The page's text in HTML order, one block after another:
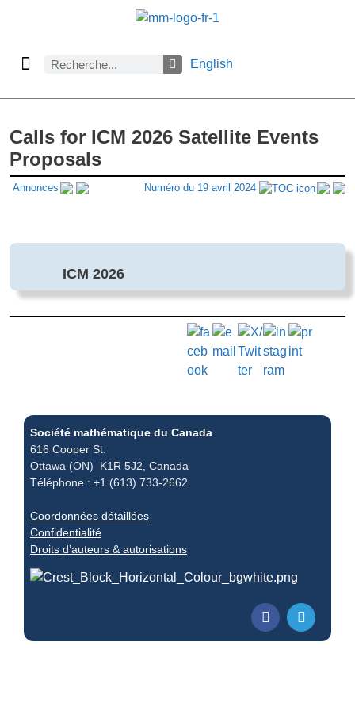
English
Calls for ICM 2026 Satellite Events
Proposals
Annonces Numéro du 19 avril 2024
ICM 2026
Société mathématique du Canada
616 Cooper St.
Ottawa (ON) K1R 5J2, Canada
Téléphone : +1 (613) 733-2662
Coordonnées détaillées
Confidentialité
Droits d’auteurs & autorisations